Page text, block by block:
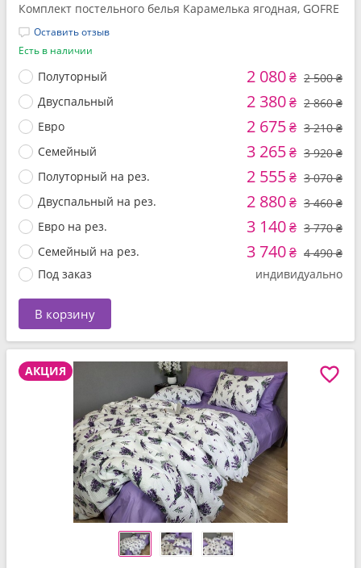
Комплект постельного белья Карамелька ягодная, GOFRE
Оставить отзыв
Есть в наличии
Полуторный 2 080₴ 2 500 ₴
Двуспальный
2 380₴ 2 860 ₴
Евро
2 675₴ 3 210 ₴
Семейный
3 265₴ 3 920 ₴
Полуторный на рез.
2 555₴ 3 070 ₴
Двуспальный на рез.
2 880₴ 3 460 ₴
Евро на рез.
3 140₴ 3 770 ₴
Семейный на рез.
3 740₴ 4 490 ₴
Под заказ
индивидуально
В корзину
АКЦИЯ